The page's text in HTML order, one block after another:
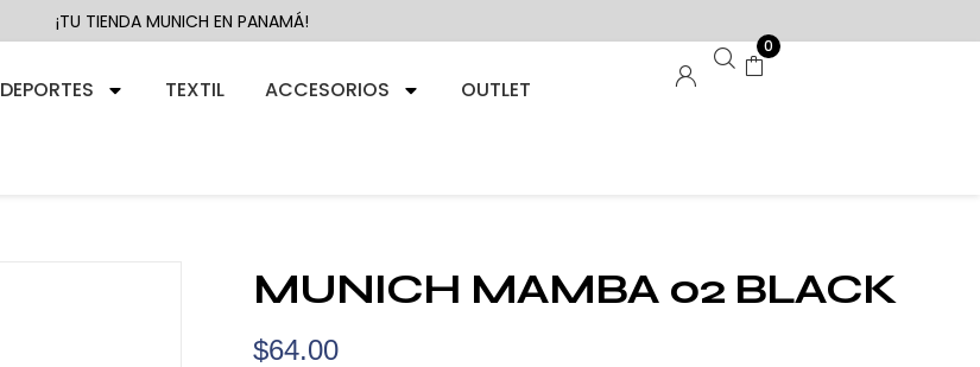
¡TU TIENDA MUNICH EN PANAMÁ!
DEPORTES TEXTIL ACCESORIOS
OUTLET
0
MUNICH MAMBA 02 BLACK
$64.00